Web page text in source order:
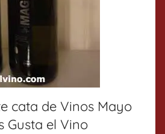
cata de Vinos Mayo
Gusta el Vino